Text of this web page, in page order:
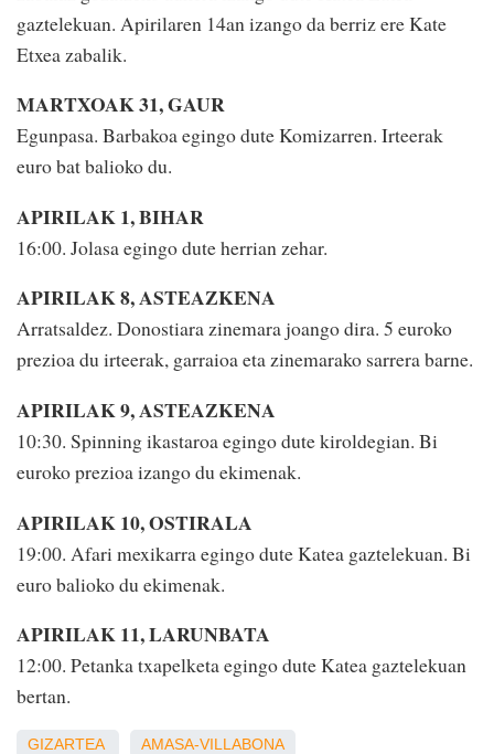
gaztelekuan. Apirilaren 14an izango da berriz ere Kate
Etxea zabalik.
MARTXOAK 31, GAUR
Egunpasa. Barbakoa egingo dute Komizarren. Irteerak
euro bat balioko du.
APIRILAK 1, BIHAR
16:00. Jolasa egingo dute herrian zehar.
APIRILAK 8, ASTEAZKENA
Arratsaldez. Donostiara zinemara joango dira. 5 euroko
prezioa du irteerak, garraioa eta zinemarako sarrera barne.
APIRILAK 9, ASTEAZKENA
10:30. Spinning ikastaroa egingo dute kiroldegian. Bi
euroko prezioa izango du ekimenak.
APIRILAK 10, OSTIRALA
19:00. Afari mexikarra egingo dute Katea gaztelekuan. Bi
euro balioko du ekimenak.
APIRILAK 11, LARUNBATA
12:00. Petanka txapelketa egingo dute Katea gaztelekuan
bertan.
GIZARTEA AMASA-VILLABONA